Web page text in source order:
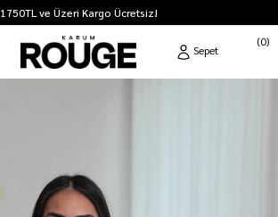
1750TL ve Üzeri Kargo Ücretsiz!
0